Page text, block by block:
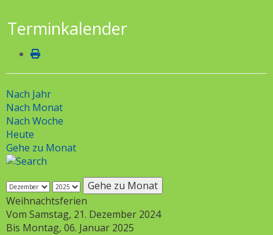
Terminkalender
Nach Jahr
Nach Monat
Nach Woche
Heute
Gehe zu Monat
Gehe zu Monat
Weihnachtsferien
Vom Samstag, 21. Dezember 2024
Bis Montag, 06. Januar 2025